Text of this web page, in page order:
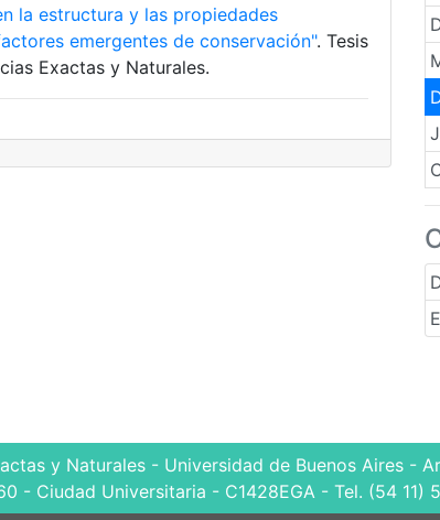
la estructura y las propiedades
emergentes de conservación". Tesis
Exactas y Naturales.
y Naturales - Universidad de Buenos Aires -
- Ciudad Universitaria - C1428EGA - Tel. (54 11)